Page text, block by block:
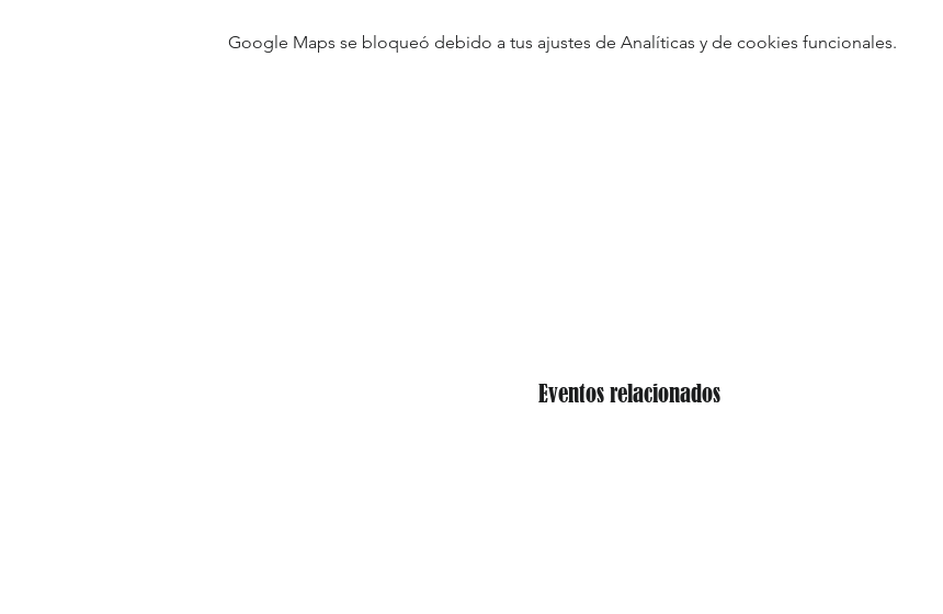
Eventos relacionados
Google Maps se bloqueó debido a tus ajustes de Analíticas y de cookies funcionales.